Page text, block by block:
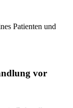
Patienten und
vor